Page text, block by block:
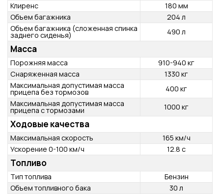
Ширина
1690 мм
Высота
1605 мм
База
2435 мм
Мин. радиус разворота
4.7 м
Клиренс
180 мм
Объем багажника 204 л
Объем багажника (сложенная спинка
заднего сиденья)
Масса
Порожняя масса
910-940 кг
Снаряженная масса
1330 кг
Максимальная допустимая масса
прицепа без тормозов
400 кг
Максимальная допустимая масса
прицепа с тормозами
Ходовые качества